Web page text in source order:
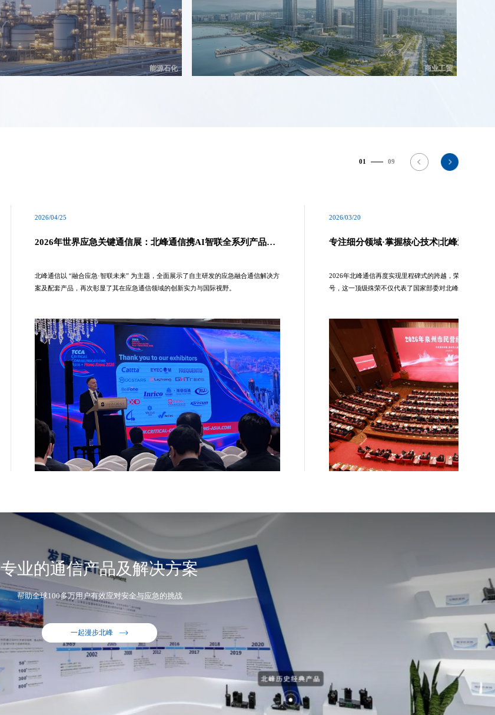
能源石化 商业工贸
01 09
2026/04/25
2026年世界应急关键通信展：北峰通信携AI智联全系列产品与
北峰通信以 “融合应急·智联未来” 为主题，全面展示了自主研发的应急融合通信解决方
案及配套产品，再次彰显了其在应急通信领域的创新实力与国际视野。
2026/03/20
专注细分领域·掌握核心技术|北峰通信荣
2026年北峰通信再度实现里程碑式的跨越，荣膺‘国家专精
号，这一顶级殊荣不仅代表了国家部委对北峰通信技术创
专业的通信产品及解决方案
帮助全球100多万用户有效应对安全与应急的挑战
一起漫步北峰